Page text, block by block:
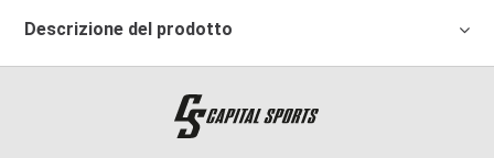
Descrizione del prodotto